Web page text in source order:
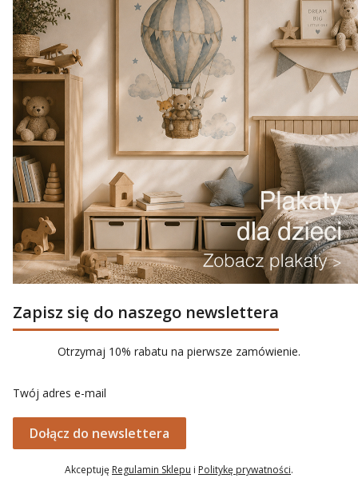
Zapisz się do naszego newslettera
Otrzymaj 10% rabatu na pierwsze zamówienie.
Twój adres e-mail
Dołącz do newslettera
Akceptuję Regulamin Sklepu i Politykę prywatności.